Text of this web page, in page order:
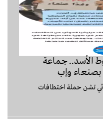
الأسد.. جماعة
وإب
تشن حملة اختطافات